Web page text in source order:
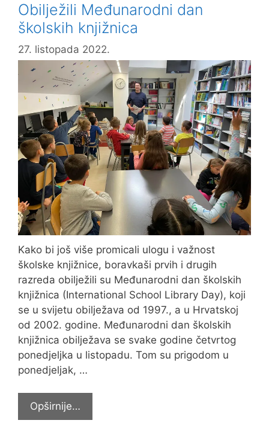
Obilježili Međunarodni dan
školskih knjižnica
27. listopada 2022.
Kako bi još više promicali ulogu i važnost
školske knjižnice, boravkaši prvih i drugih
razreda obilježili su Međunarodni dan školskih
knjižnica (International School Library Day), koji
se u svijetu obilježava od 1997., a u Hrvatskoj
od 2002. godine. Međunarodni dan školskih
knjižnica obilježava se svake godine četvrtog
ponedjeljka u listopadu. Tom su prigodom u
ponedjeljak, …
Opširnije…
Međunarodni